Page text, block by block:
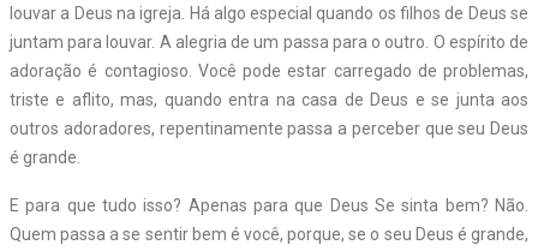
louvar a Deus na igreja. Há algo especial quando os filhos de Deus se
juntam para louvar. A alegria de um passa para o outro. O espírito de
adoração é contagioso. Você pode estar carregado de problemas,
triste e aflito, mas, quando entra na casa de Deus e se junta aos
outros adoradores, repentinamente passa a perceber que seu Deus
é grande.
E para que tudo isso? Apenas para que Deus Se sinta bem? Não.
Quem passa a se sentir bem é você, porque, se o seu Deus é grande,